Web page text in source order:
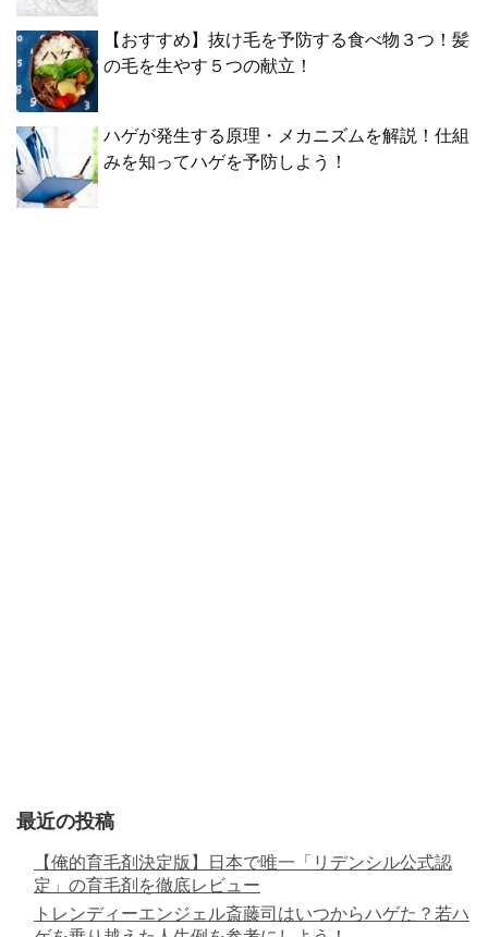
【おすすめ】抜け毛を予防する食べ物３つ！髪
の毛を生やす５つの献立！
ハゲが発生する原理・メカニズムを解説！仕組
みを知ってハゲを予防しよう！
最近の投稿
【俺的育毛剤決定版】日本で唯一「リデンシル公式認
定」の育毛剤を徹底レビュー
トレンディーエンジェル斎藤司はいつからハゲた？若ハ